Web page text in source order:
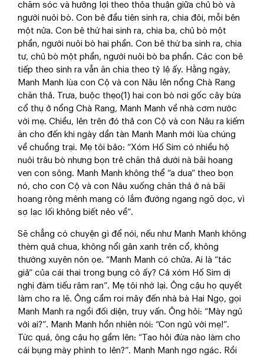
chăm sóc và hưởng lợi theo thỏa thuận giữa chủ bò và
người nuôi bò. Con bê đầu tiên sinh ra, chia đôi, mỗi bên
một nửa. Con bê thứ hai sinh ra, chia ba, chủ bò một
phần, người nuôi bò hai phần. Con bê thứ ba sinh ra, chia
tư, chủ bò một phần, người nuôi bò ba phần. Các con bê
tiếp theo sinh ra vẫn ăn chia theo tỷ lệ ấy. Hằng ngày,
Manh Manh lùa con Cộ và con Nâu lên nổng Chà Rang
chăn thả. Trưa, buộc thẹo(1) hai con bò nơi gốc cây bứa
cổ thụ ở nổng Chà Rang, Manh Manh về nhà cơm nước
với mẹ. Chiều, lên trên đó thả con Cộ và con Nâu ra kiếm
ăn cho đến khi ngày dần tàn Manh Manh mới lùa chúng
về chuồng trại. Mẹ tôi bảo: “Xóm Hố Sim có nhiều hộ
nuôi trâu bò nhưng bọn trẻ chăn thả dưới nà bãi hoang
ven con sông. Manh Manh không thể “a dua” theo bọn
nó, cho con Cộ và con Nâu xuống chăn thả ở nà bãi
hoang rộng mênh mang có lắm đường ngang ngõ dọc, vì
sợ lạc lối không biết nẻo về”.
Sẽ chẳng có chuyện gì để nói, nếu như Manh Manh không
thèm quả chua, không nổi gân xanh trên cổ, không
thường xuyên nôn ọe. “Manh Manh có chửa. Ai là “tác
giả” của cái thai trong bụng cô ấy? Cả xóm Hố Sim dị
nghị đàm tiếu râm ran”. Mẹ tôi nhớ lại. Ông cậu họ quyết
làm cho ra lẽ. Ông cầm roi mây đến nhà bà Hai Ngọ, gọi
Manh Manh ra ngồi đối diện, truy vấn. Ông hỏi: “Mày ngủ
với ai?”. Manh Manh hồn nhiên nói: “Con ngủ với mẹ!”.
Tức quá, ông cậu họ gầm lên: “Tao hỏi đứa nào làm cho
cái bụng mày phình to lên?”. Manh Manh ngơ ngác. Rồi